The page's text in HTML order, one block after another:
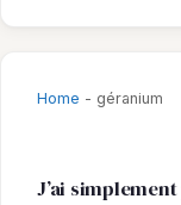
Home - géranium
J’ai